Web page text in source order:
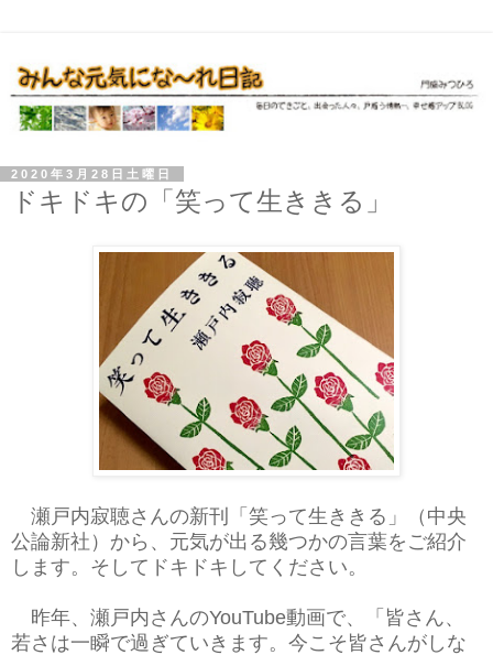
2020年3月28日土曜日
ドキドキの「笑って生ききる」
瀬戸内寂聴さんの新刊「笑って生ききる」（中央
公論新社）から、元気が出る幾つかの言葉をご紹介
します。そしてドキドキしてください。
昨年、瀬戸内さんのYouTube動画で、「皆さん、
若さは一瞬で過ぎていきます。今こそ皆さんがしな